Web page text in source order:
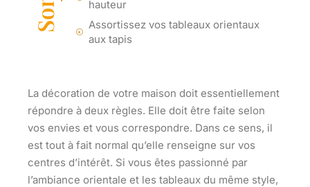
hauteur
Assortissez vos tableaux orientaux
aux tapis
La décoration de votre maison doit essentiellement
répondre à deux règles. Elle doit être faite selon
vos envies et vous correspondre. Dans ce sens, il
est tout à fait normal qu’elle renseigne sur vos
centres d’intérêt. Si vous êtes passionné par
l’ambiance orientale et les tableaux du même style,